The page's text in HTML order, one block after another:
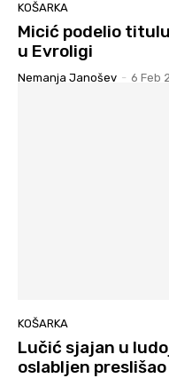
KOŠARKA
Micić podelio
u Evroligi
Nemanja Janošev - 6 Feb
KOŠARKA
Lučić sjajan u
oslabljen